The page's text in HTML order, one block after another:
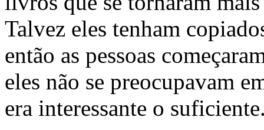
Talvez eles tenham
então as pessoas
eles não se preocupavam
era interessante o